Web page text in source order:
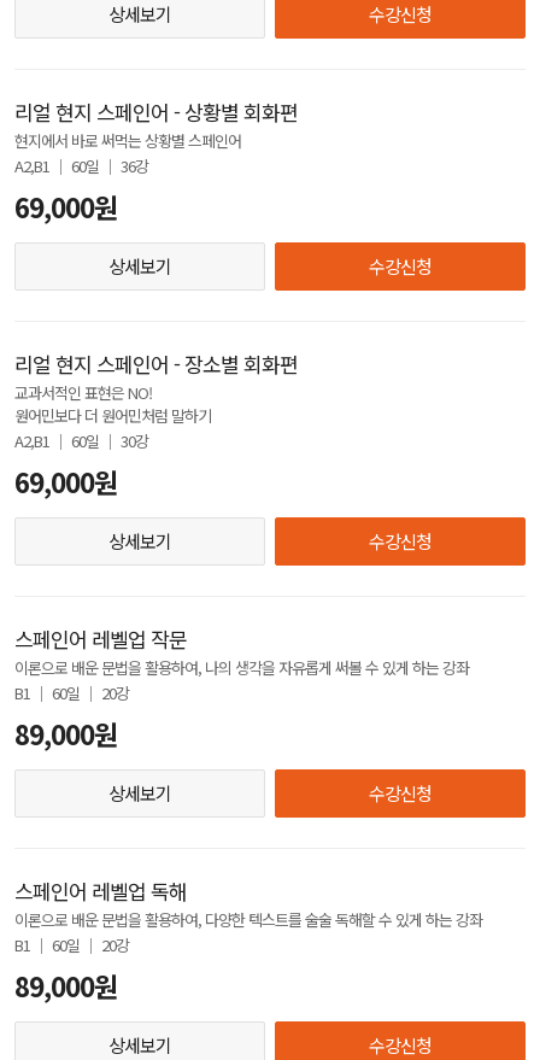
상세보기 수강신청
리얼 현지 스페인어 - 상황별 회화편
현지에서 바로 써먹는 상황별 스페인어
A2,B1 │ 60일 │ 36강
69,000원
상세보기 수강신청
리얼 현지 스페인어 - 장소별 회화편
교과서적인 표현은 NO!
원어민보다 더 원어민처럼 말하기
A2,B1 │ 60일 │ 30강
69,000원
상세보기 수강신청
스페인어 레벨업 작문
이론으로 배운 문법을 활용하여, 나의 생각을 자유롭게 써볼 수 있게 하는 강좌
B1 │ 60일 │ 20강
89,000원
상세보기 수강신청
스페인어 레벨업 독해
이론으로 배운 문법을 활용하여, 다양한 텍스트를 술술 독해할 수 있게 하는 강좌
B1 │ 60일 │ 20강
89,000원
상세보기 수강신청